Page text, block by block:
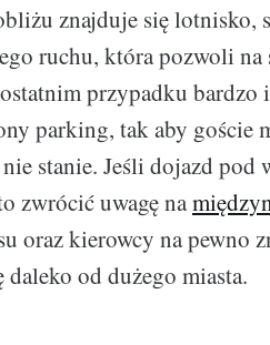
znajduje się lotnisko,
ruchu, która pozwoli na
przypadku bardzo
parking, tak aby goście
stanie. Jeśli dojazd pod
zwrócić uwagę na
oraz kierowcy na pewno
od dużego miasta.